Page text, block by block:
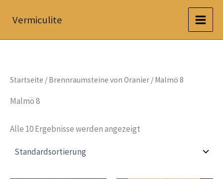
InhaltVermiculite
Startseite / Brennraumsteine von Oranier / Malmö 8
Malmö 8
Alle 10 Ergebnisse werden angezeigt